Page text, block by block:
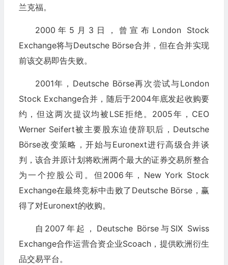
兰克福。
2000年5月3日，曾宣布London Stock
Exchange将与Deutsche Börse合并，但在合并实现
前该交易即告失败。
2001年，Deutsche Börse再次尝试与London
Stock Exchange合并，随后于2004年底发起收购要
约，但这两次提议均被LSE拒绝。2005年，CEO
Werner Seifert被主要股东迫使辞职后，Deutsche
Börse改变策略，开始与Euronext进行高级合并谈
判，该合并原计划将欧洲两个最大的证券交易所整合
为一个控股公司。但2006年，New York Stock
Exchange在最终竞标中击败了Deutsche Börse，赢
得了对Euronext的收购。
自2007年起，Deutsche Börse与SIX Swiss
Exchange合作运营合资企业Scoach，提供欧洲衍生
品交易平台。